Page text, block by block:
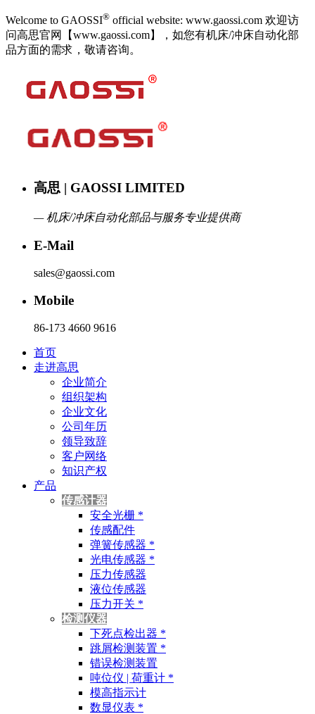
Welcome to GAOSSI® official website: www.gaossi.com 欢迎访
问高思官网【www.gaossi.com】，如您有机床/冲床自动化部
品方面的需求，敬请咨询。
高思 | GAOSSI LIMITED
— 机床/冲床自动化部品与服务专业提供商
E-Mail
sales@gaossi.com
Mobile
86-173 4660 9616
首页
走进高思
企业简介
组织架构
企业文化
公司年历
领导致辞
客户网络
知识产权
产品
传感计器
安全光栅 *
传感配件
弹簧传感器 *
光电传感器 *
压力传感器
液位传感器
压力开关 *
检测仪器
下死点检出器 *
跳屑检测装置 *
错误检测装置
吨位仪 | 荷重计 *
模高指示计
数显仪表 *